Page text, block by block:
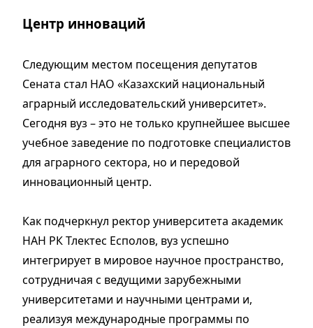
Центр инноваций
Следующим местом посещения депутатов
Сената стал НАО «Казахский национальный
аграрный исследовательский университет».
Сегодня вуз – это не только крупнейшее высшее
учебное заведение по подготовке специалистов
для аграрного сектора, но и передовой
инновационный центр.
Как подчеркнул ректор университета академик
НАН РК Тлектес Есполов, вуз успешно
интегрирует в мировое научное пространство,
сотрудничая с ведущими зарубежными
университетами и научными центрами и,
реализуя международные программы по